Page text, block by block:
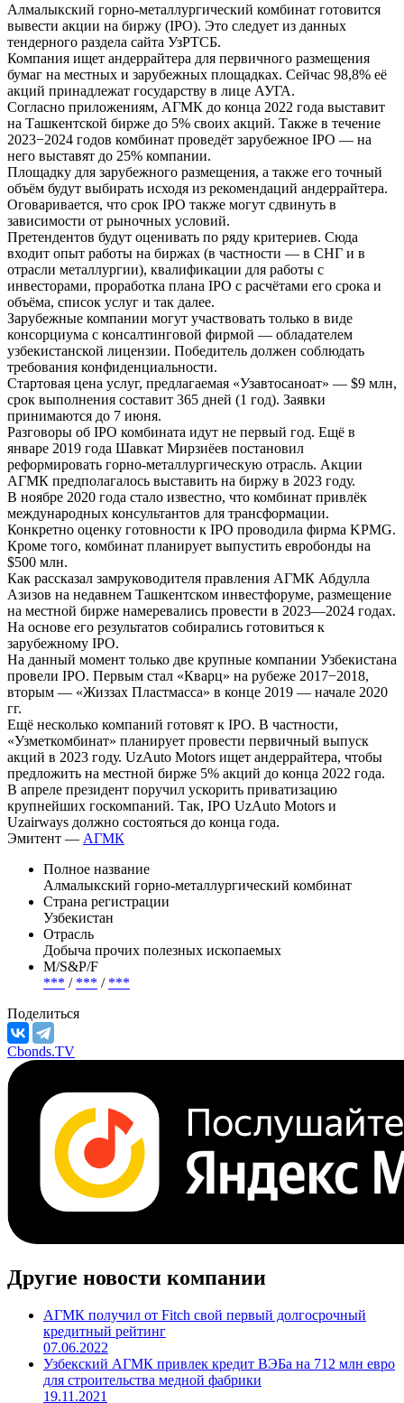
Алмалыкский горно-металлургический комбинат готовится
вывести акции на биржу (IPO). Это следует из данных
тендерного раздела сайта УзРТСБ.
Компания ищет андеррайтера для первичного размещения
бумаг на местных и зарубежных площадках. Сейчас 98,8% её
акций принадлежат государству в лице АУГА.
Согласно приложениям, АГМК до конца 2022 года выставит
на Ташкентской бирже до 5% своих акций. Также в течение
2023−2024 годов комбинат проведёт зарубежное IPO — на
него выставят до 25% компании.
Площадку для зарубежного размещения, а также его точный
объём будут выбирать исходя из рекомендаций андеррайтера.
Оговаривается, что срок IPO также могут сдвинуть в
зависимости от рыночных условий.
Претендентов будут оценивать по ряду критериев. Сюда
входит опыт работы на биржах (в частности — в СНГ и в
отрасли металлургии), квалификации для работы с
инвесторами, проработка плана IPO с расчётами его срока и
объёма, список услуг и так далее.
Зарубежные компании могут участвовать только в виде
консорциума с консалтинговой фирмой — обладателем
узбекистанской лицензии. Победитель должен соблюдать
требования конфиденциальности.
Стартовая цена услуг, предлагаемая «Узавтосаноат» — $9 млн,
срок выполнения составит 365 дней (1 год). Заявки
принимаются до 7 июня.
Разговоры об IPO комбината идут не первый год. Ещё в
январе 2019 года Шавкат Мирзиёев постановил
реформировать горно-металлургическую отрасль. Акции
АГМК предполагалось выставить на биржу в 2023 году.
В ноябре 2020 года стало известно, что комбинат привлёк
международных консультантов для трансформации.
Конкретно оценку готовности к IPO проводила фирма KPMG.
Кроме того, комбинат планирует выпустить евробонды на
$500 млн.
Как рассказал замруководителя правления АГМК Абдулла
Азизов на недавнем Ташкентском инвестфоруме, размещение
на местной бирже намеревались провести в 2023—2024 годах.
На основе его результатов собирались готовиться к
зарубежному IPO.
На данный момент только две крупные компании Узбекистана
провели IPO. Первым стал «Кварц» на рубеже 2017−2018,
вторым — «Жиззах Пластмасса» в конце 2019 — начале 2020
гг.
Ещё несколько компаний готовят к IPO. В частности,
«Узметкомбинат» планирует провести первичный выпуск
акций в 2023 году. UzAuto Motors ищет андеррайтера, чтобы
предложить на местной бирже 5% акций до конца 2022 года.
В апреле президент поручил ускорить приватизацию
крупнейших госкомпаний. Так, IPO UzAuto Motors и
Uzairways должно состояться до конца года.
Эмитент — АГМК
Полное название
Алмалыкский горно-металлургический комбинат
Страна регистрации
Узбекистан
Отрасль
Добыча прочих полезных ископаемых
М/S&P/F
*** / *** / ***
Поделиться
Cbonds.TV
Другие новости компании
АГМК получил от Fitch свой первый долгосрочный
кредитный рейтинг
07.06.2022
Узбекский АГМК привлек кредит ВЭБа на 712 млн евро
для строительства медной фабрики
19.11.2021